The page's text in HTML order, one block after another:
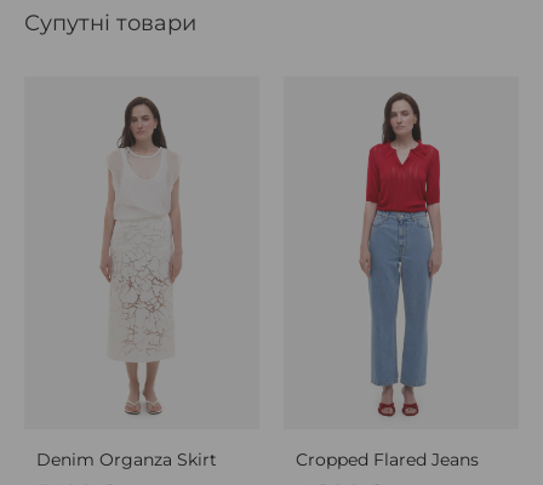
Супутні товари
Denim Organza Skirt Cropped Flared Jeans